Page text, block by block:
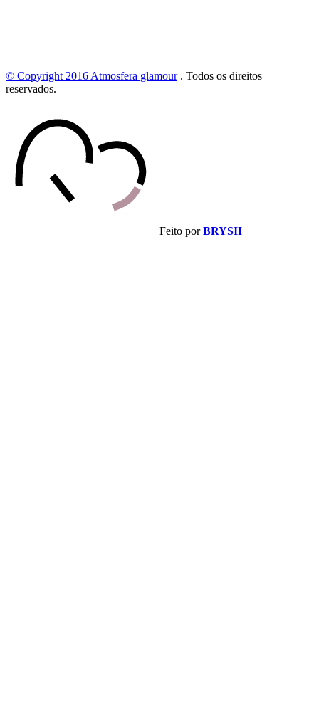
© Copyright 2016 Atmosfera glamour . Todos os direitos
reservados.
Feito porBRYSII